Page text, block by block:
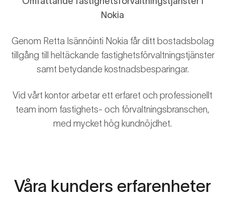
Nokia
Genom Retta Isännöinti Nokia får ditt bostadsbolag
tillgång till heltäckande fastighetsförvaltningstjänster
samt betydande kostnadsbesparingar.
Vid vårt kontor arbetar ett erfaret och professionellt
team inom fastighets- och förvaltningsbranschen,
med mycket hög kundnöjdhet.
Våra kunders erfarenheter